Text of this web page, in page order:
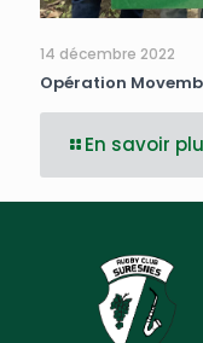
14 décembre 2022
Opération
En savoir